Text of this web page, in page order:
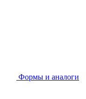
Формы и аналоги